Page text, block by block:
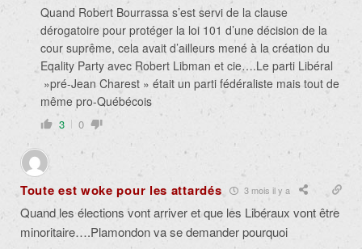
Quand Robert Bourrassa s’est servi de la clause
dérogatoire pour protéger la loi 101 d’une décision de la
cour suprême, cela avait d’ailleurs mené à la création du
Eqality Party avec Robert Libman et cie….Le parti Libéral
»pré-Jean Charest » était un parti fédéraliste mais tout de
même pro-Québécois
3 0
Toute est woke pour les attardés 3 mois il y a
Quand les élections vont arriver et que les Libéraux vont être
minoritaire….Plamondon va se demander pourquoi